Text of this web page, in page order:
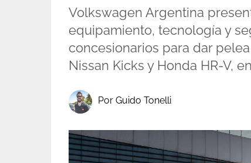
Volkswagen Argentina
equipamiento, tecnología y
concesionarios para dar
Nissan Kicks y Honda HR-V,
Por Guido Tonelli